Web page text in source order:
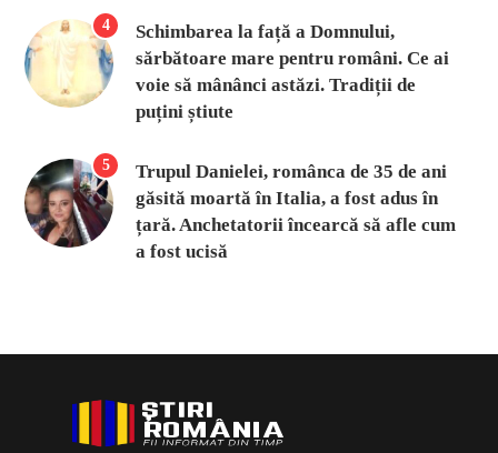
4
Schimbarea la față a Domnului,
sărbătoare mare pentru români. Ce ai
voie să mânânci astăzi. Tradiții de
puțini știute
5
Trupul Danielei, românca de 35 de ani
găsită moartă în Italia, a fost adus în
țară. Anchetatorii încearcă să afle cum
a fost ucisă